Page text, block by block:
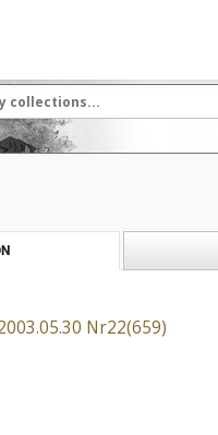
Nr22(659)